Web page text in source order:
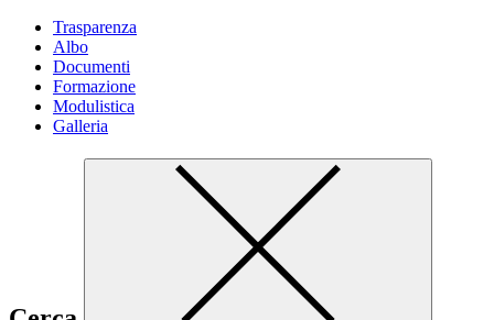
Trasparenza
Albo
Documenti
Formazione
Modulistica
Galleria